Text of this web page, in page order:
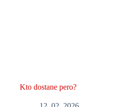
Kto dostane pero?